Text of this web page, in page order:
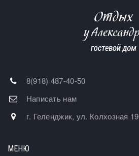
8(918) 487-40-50
Написать нам
г. Геленджик, ул. Колхозная 19
МЕНЮ